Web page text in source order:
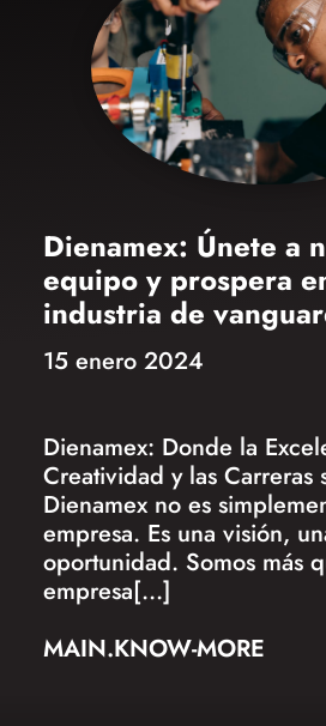
Dienamex: Únete a
equipo y prospera
industria de
15 enero 2024
Dienamex: Donde la
Creatividad y las Carreras
Dienamex no es
empresa. Es una visión,
oportunidad. Somos más
empresa[...]
MAIN.KNOW-MORE